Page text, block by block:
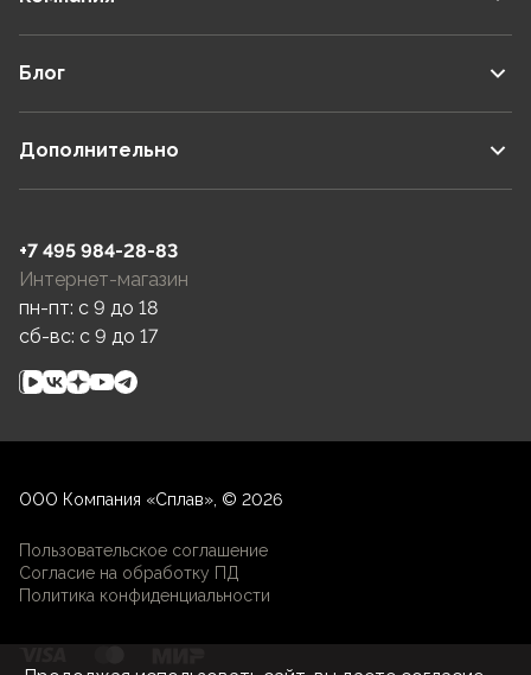
Блог
Дополнительно
+7 495 984-28-83
Интернет-магазин
пн-пт: c 9 до 18
сб-вс: c 9 до 17
ООО Компания «Сплав», © 2026
Пользовательское соглашение
Согласие на обработку ПД
Политика конфиденциальности